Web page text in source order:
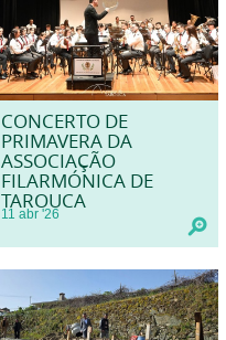
CONCERTO DE
PRIMAVERA DA
ASSOCIAÇÃO
FILARMÓNICA DE
TAROUCA
11 abr '26